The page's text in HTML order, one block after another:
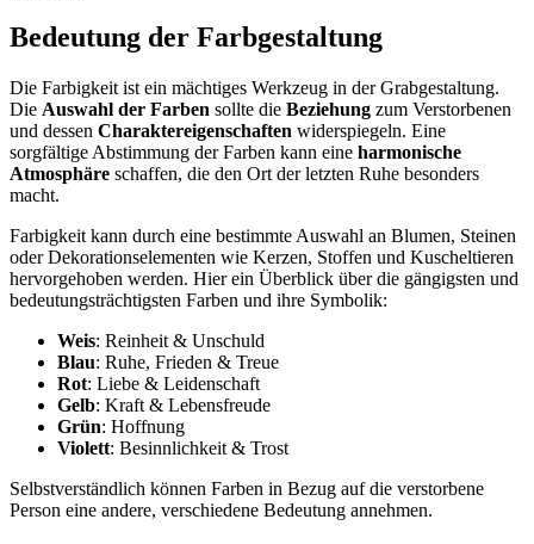
Bedeutung der Farbgestaltung
Die Farbigkeit ist ein mächtiges Werkzeug in der Grabgestaltung.
Die Auswahl der Farben sollte die Beziehung zum Verstorbenen
und dessen Charaktereigenschaften widerspiegeln. Eine
sorgfältige Abstimmung der Farben kann eine harmonische
Atmosphäre schaffen, die den Ort der letzten Ruhe besonders
macht.
Farbigkeit kann durch eine bestimmte Auswahl an Blumen, Steinen
oder Dekorationselementen wie Kerzen, Stoffen und Kuscheltieren
hervorgehoben werden. Hier ein Überblick über die gängigsten und
bedeutungsträchtigsten Farben und ihre Symbolik:
Weis: Reinheit & Unschuld
Blau: Ruhe, Frieden & Treue
Rot: Liebe & Leidenschaft
Gelb: Kraft & Lebensfreude
Grün: Hoffnung
Violett: Besinnlichkeit & Trost
Selbstverständlich können Farben in Bezug auf die verstorbene
Person eine andere, verschiedene Bedeutung annehmen.